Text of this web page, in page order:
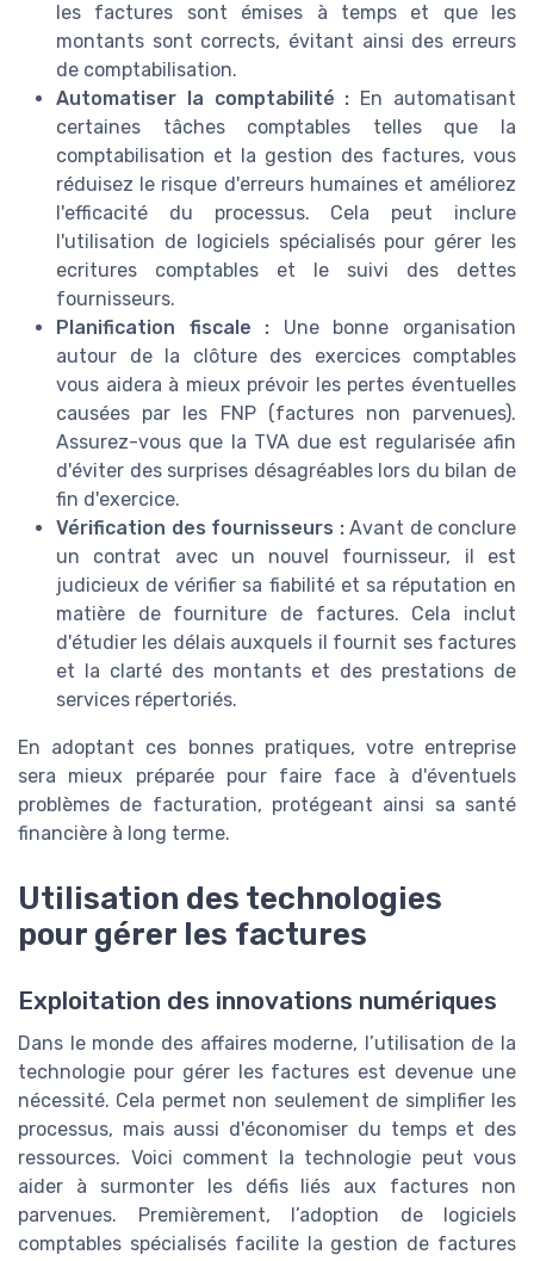
les factures sont émises à temps et que les
montants sont corrects, évitant ainsi des erreurs
de comptabilisation.
Automatiser la comptabilité : En automatisant
certaines tâches comptables telles que la
comptabilisation et la gestion des factures, vous
réduisez le risque d'erreurs humaines et améliorez
l'efficacité du processus. Cela peut inclure
l'utilisation de logiciels spécialisés pour gérer les
ecritures comptables et le suivi des dettes
fournisseurs.
Planification fiscale : Une bonne organisation
autour de la clôture des exercices comptables
vous aidera à mieux prévoir les pertes éventuelles
causées par les FNP (factures non parvenues).
Assurez-vous que la TVA due est regularisée afin
d'éviter des surprises désagréables lors du bilan de
fin d'exercice.
Vérification des fournisseurs :Avant de conclure
un contrat avec un nouvel fournisseur, il est
judicieux de vérifier sa fiabilité et sa réputation en
matière de fourniture de factures. Cela inclut
d'étudier les délais auxquels il fournit ses factures
et la clarté des montants et des prestations de
services répertoriés.
En adoptant ces bonnes pratiques, votre entreprise
sera mieux préparée pour faire face à d'éventuels
problèmes de facturation, protégeant ainsi sa santé
financière à long terme.
Utilisation des technologies
pour gérer les factures
Exploitation des innovations numériques
Dans le monde des affaires moderne, l’utilisation de la
technologie pour gérer les factures est devenue une
nécessité. Cela permet non seulement de simplifier les
processus, mais aussi d'économiser du temps et des
ressources. Voici comment la technologie peut vous
aider à surmonter les défis liés aux factures non
parvenues. Premièrement, l’adoption de logiciels
comptables spécialisés facilite la gestion de factures